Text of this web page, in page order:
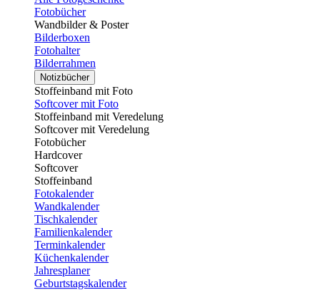
Fotobücher
Wandbilder & Poster
Bilderboxen
Fotohalter
Bilderrahmen
Notizbücher
Stoffeinband mit Foto
Softcover mit Foto
Stoffeinband mit Veredelung
Softcover mit Veredelung
Fotobücher
Hardcover
Softcover
Stoffeinband
Fotokalender
Wandkalender
Tischkalender
Familienkalender
Terminkalender
Küchenkalender
Jahresplaner
Geburtstagskalender